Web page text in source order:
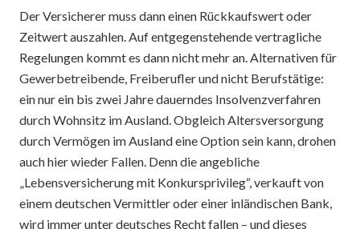
Der Versicherer muss dann einen Rückkaufswert oder
Zeitwert auszahlen. Auf entgegenstehende vertragliche
Regelungen kommt es dann nicht mehr an. Alternativen für
Gewerbetreibende, Freiberufler und nicht Berufstätige:
ein nur ein bis zwei Jahre dauerndes Insolvenzverfahren
durch Wohnsitz im Ausland. Obgleich Altersversorgung
durch Vermögen im Ausland eine Option sein kann, drohen
auch hier wieder Fallen. Denn die angebliche
„Lebensversicherung mit Konkursprivileg“, verkauft von
einem deutschen Vermittler oder einer inländischen Bank,
wird immer unter deutsches Recht fallen – und dieses